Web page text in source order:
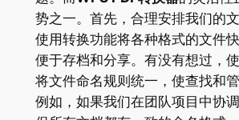
势之一。首先，合理安排我们的
使用转换功能将各种格式的文件
便于存档和分享。有没有想过，
将文件命名规则统一，使查找和
例如，如果我们在团队项目中协